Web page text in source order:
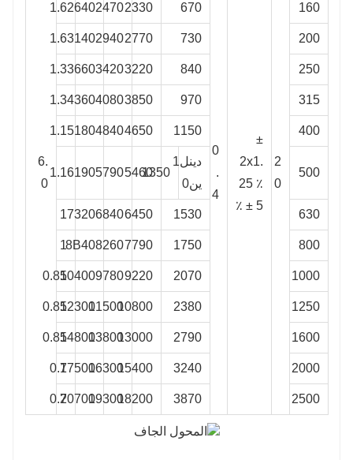
2
0
±
2x1.
25 ٪
± 5 ٪
0
.
4
6.
0
160
670
2330
2470
2640
1.6
200
730
2770
2940
3140
1.6
250
840
3220
3420
3660
1.3
315
970
3850
4080
4360
1.3
400
1150
4650
4840
5180
1.1
500
دينل1
ين0
1350
5460
5790
6190
1.1
630
1530
6450
6840
7320
1
800
1750
7790
8260
8B40
1
1000
2070
9220
9780
10400
0.85
1250
2380
10800
11500
12300
0.85
1600
2790
13000
13800
14800
0.85
2000
3240
15400
16300
17500
0.7
2500
3870
18200
19300
20700
0.7